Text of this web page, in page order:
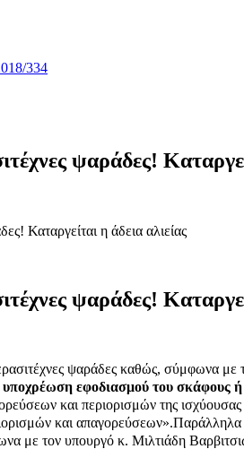
334
ψαράδες!
Καταργείται η άδεια αλιείας
ψαράδες!
ψαράδες καθώς, σύμφωνα
εφοδιασμού του σκάφους ή
και περιορισμών της
και απαγορεύσεων».Παράλληλα
με τον υπουργό κ. Μιλτιάδη